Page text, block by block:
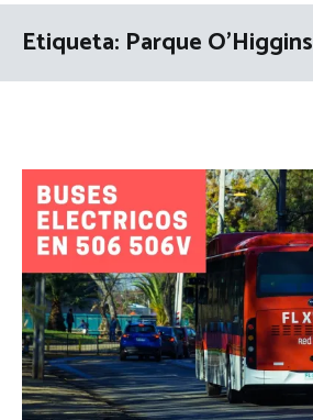
Etiqueta: Parque O’Higgins